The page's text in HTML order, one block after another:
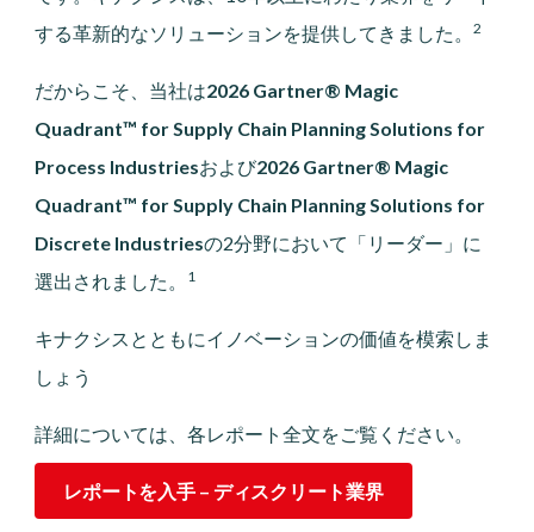
する革新的なソリューションを提供してきました。
2
だからこそ、当社は2026 Gartner® Magic
Quadrant™ for Supply Chain Planning Solutions for
Process Industriesおよび2026 Gartner® Magic
Quadrant™ for Supply Chain Planning Solutions for
Discrete Industriesの2分野において「リーダー」に
選出されました。
1
キナクシスとともにイノベーションの価値を模索しま
しょう
詳細については、各レポート全文をご覧ください。
レポートを入手 – ディスクリート業界